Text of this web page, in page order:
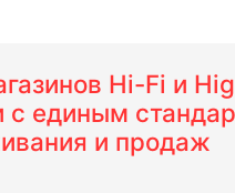
Hi-Fi и
с единым
и продаж